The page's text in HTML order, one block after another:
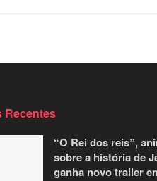
Recentes
“O Rei dos reis”,
sobre a história de
ganha novo trailer